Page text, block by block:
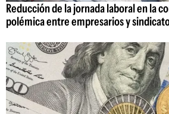
Reducción de la jornada laboral en la
polémica entre empresarios y